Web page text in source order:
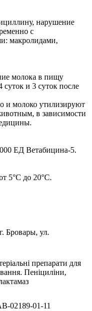
нарушение
с
макролидами,
молока в пищу
суток и 3 суток после
и молоко утилизируют
в зависимости
ЕД Ветабицина-5.
5°С до 20°С.
Бровары, ул.
препарати для
Пеніциліни,
02189-01-11